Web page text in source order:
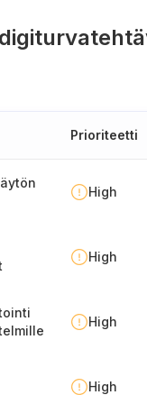
Prioriteetti
High
High
High
High